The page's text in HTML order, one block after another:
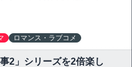
ロマンス・ラブコメ
事2」シリーズを2倍楽し